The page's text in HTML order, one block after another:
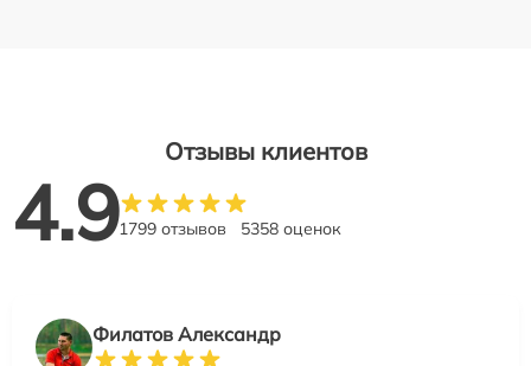
Отзывы клиентов
4.91799 отзывов 5358 оценок
Филатов Александр